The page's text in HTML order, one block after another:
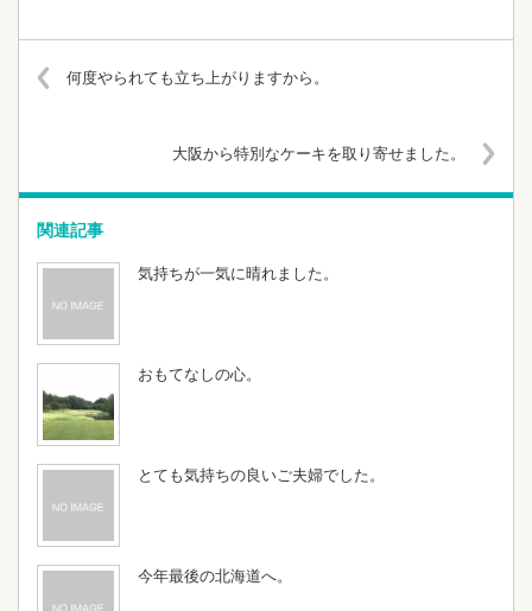
何度やられても立ち上がりますから。
大阪から特別なケーキを取り寄せました。
関連記事
気持ちが一気に晴れました。
おもてなしの心。
とても気持ちの良いご夫婦でした。
今年最後の北海道へ。